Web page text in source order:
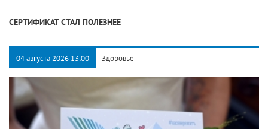
СЕРТИФИКАТ СТАЛ ПОЛЕЗНЕЕ
04 августа 2026 13:00 Здоровье